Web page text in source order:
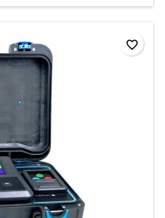
favorite_border